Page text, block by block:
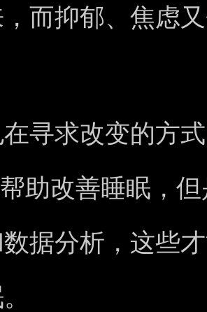
而抑郁、焦虑
在寻求改变的方
助改善睡眠，
据分析，这些